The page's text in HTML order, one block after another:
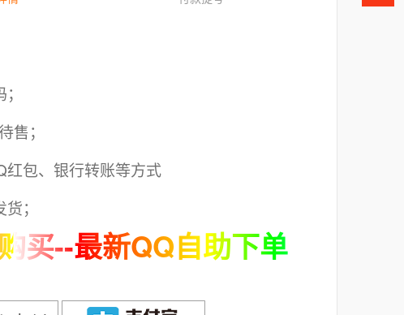
售；
红包、银行转账等方式
；
买--最新QQ自助下单